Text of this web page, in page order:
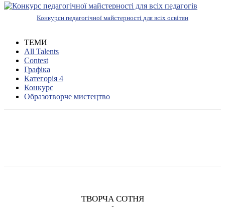
Конкурси педагогічної майстерності для всіх освітян
ТЕМИ
All Talents
Contest
Графіка
Категорія 4
Конкурс
Образотворче мистецтво
ТВОРЧА СОТНЯ